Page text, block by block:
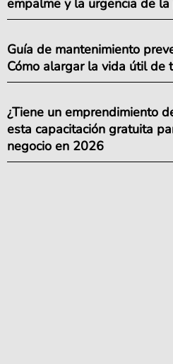
Guía de mantenimiento
Cómo alargar la vida útil de
¿Tiene un emprendimiento
esta capacitación gratuita
negocio en 2026